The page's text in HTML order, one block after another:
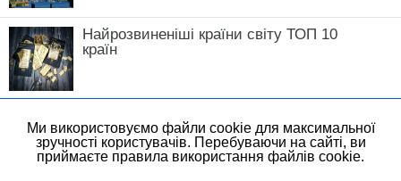
Найрозвиненіші країни світу ТОП 10
країн
Ми використовуємо файли cookie для максимальної
зручності користувачів. Перебуваючи на сайті, ви
приймаєте правила використання файлів cookie.